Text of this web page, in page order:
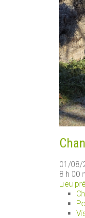
01/08/
8 h 00
Lieu